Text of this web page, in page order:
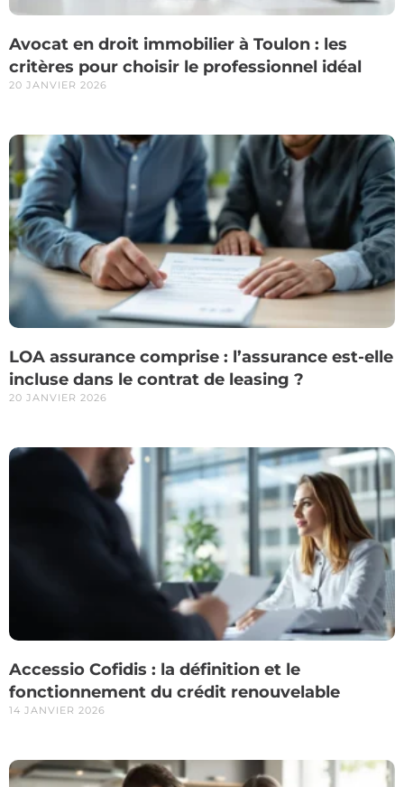
Avocat en droit immobilier à Toulon : les
critères pour choisir le professionnel idéal
20 JANVIER 2026
LOA assurance comprise : l’assurance est-elle
incluse dans le contrat de leasing ?
20 JANVIER 2026
Accessio Cofidis : la définition et le
fonctionnement du crédit renouvelable
14 JANVIER 2026